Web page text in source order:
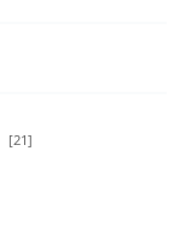
[21]